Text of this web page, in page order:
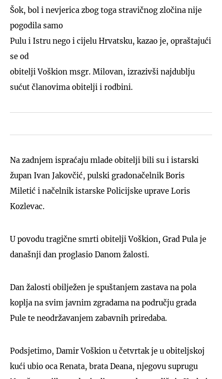
Šok, bol i nevjerica zbog toga stravičnog zločina nije
pogodila samo
Pulu i Istru nego i cijelu Hrvatsku, kazao je, opraštajući
se od
obitelji Voškion msgr. Milovan, izrazivši najdublju
sućut članovima obitelji i rodbini.
Na zadnjem ispraćaju mlade obitelji bili su i istarski
župan Ivan Jakovčić, pulski gradonačelnik Boris
Miletić i načelnik istarske Policijske uprave Loris
Kozlevac.
U povodu tragične smrti obitelji Voškion, Grad Pula je
današnji dan proglasio Danom žalosti.
Dan žalosti obilježen je spuštanjem zastava na pola
koplja na svim javnim zgradama na području grada
Pule te neodržavanjem zabavnih priredaba.
Podsjetimo, Damir Voškion u četvrtak je u obiteljskoj
kući ubio oca Renata, brata Deana, njegovu suprugu